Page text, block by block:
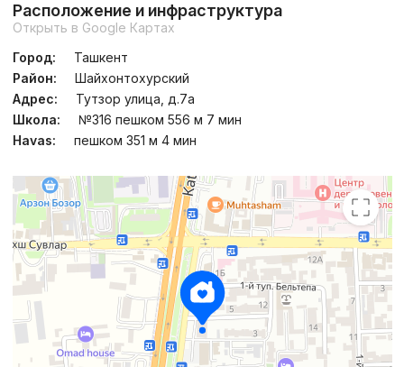
Расположение и инфраструктура
Открыть в Google Картах
Город:
Ташкент
Район:
Шайхонтохурский
Адрес:
Тутзор улица, д.7а
Школа:
№316 пешком 556 м 7 мин
Havas:
пешком 351 м 4 мин